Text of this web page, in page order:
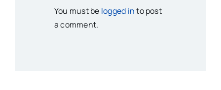
You must be logged into post
a comment.